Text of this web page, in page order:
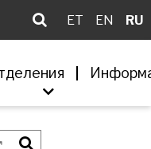
ET EN RU
Otsi